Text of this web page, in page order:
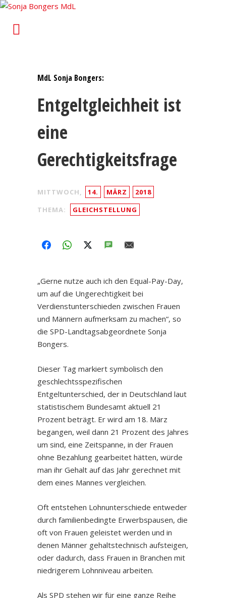
Sonja Bongers MdL
MdL Sonja Bongers:
Entgeltgleichheit ist
eine
Gerechtigkeitsfrage
MITTWOCH, 14. MÄRZ
2018
THEMA:
GLEICHSTELLUNG
FACEBOOKWHATSAPPTWITTER SMS
„Gerne nutze auch ich den Equal-Pay-Day,
um auf die Ungerechtigkeit bei
Verdienstunterschieden zwischen Frauen
und Männern aufmerksam zu machen“, so
die SPD-Landtagsabgeordnete Sonja
Bongers.
Dieser Tag markiert symbolisch den
geschlechtsspezifischen
Entgeltunterschied, der in Deutschland laut
statistischem Bundesamt aktuell 21
Prozent beträgt. Er wird am 18. März
begangen, weil dann 21 Prozent des Jahres
um sind, eine Zeitspanne, in der Frauen
ohne Bezahlung gearbeitet hätten, würde
man ihr Gehalt auf das Jahr gerechnet mit
dem eines Mannes vergleichen.
Oft entstehen Lohnunterschiede entweder
durch familienbedingte Erwerbspausen, die
oft von Frauen geleistet werden und in
denen Männer gehaltstechnisch aufsteigen,
oder dadurch, dass Frauen in Branchen mit
niedrigerem Lohnniveau arbeiten.
Als SPD stehen wir für eine ganze Reihe